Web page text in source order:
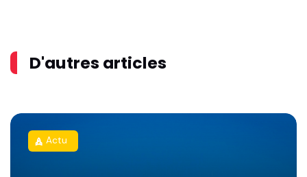
D'autres articles
rocket Actu